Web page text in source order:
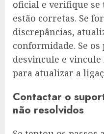
oficial e verifique se
estão corretas. Se
discrepâncias,
conformidade. Se
desvincule e
para atualizar a
Contactar o
não resolvidos